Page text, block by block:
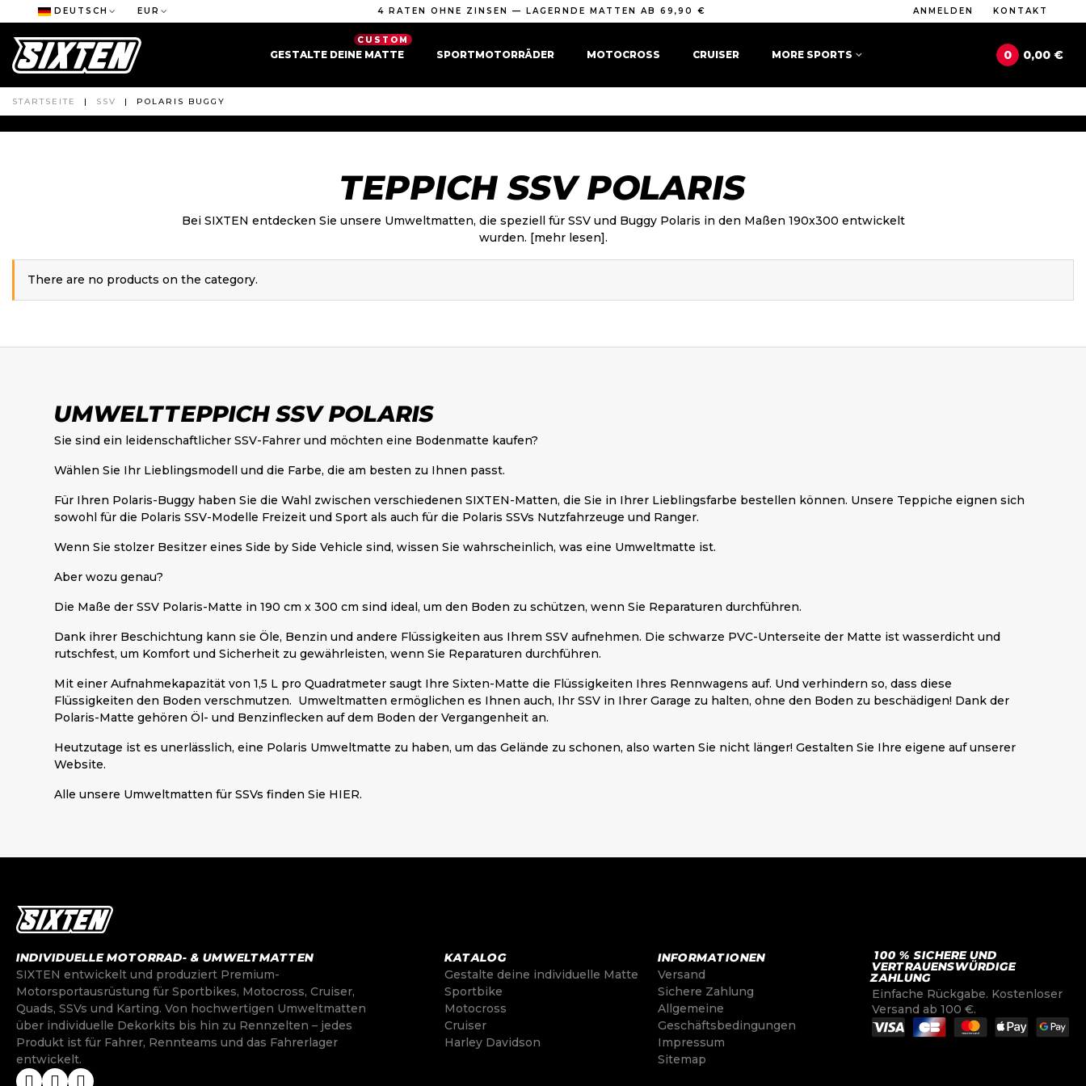
DEUTSCH EUR 4 RATEN OHNE ZINSEN — LAGERNDE MATTEN AB 69,90 € ANMELDEN KONTAKT
GESTALTE DEINE MATTE
CUSTOM
SPORTMOTORRÄDER MOTOCROSS CRUISER MORE SPORTS 0 0,00 €
STARTSEITE | SSV | POLARIS BUGGY
TEPPICH SSV POLARIS
Bei SIXTEN entdecken Sie unsere Umweltmatten, die speziell für SSV und Buggy Polaris in den Maßen 190x300 entwickelt
wurden. [mehr lesen].
There are no products on the category.
UMWELTTEPPICH SSV POLARIS
Sie sind ein leidenschaftlicher SSV-Fahrer und möchten eine Bodenmatte kaufen?
Wählen Sie Ihr Lieblingsmodell und die Farbe, die am besten zu Ihnen passt.
Für Ihren Polaris-Buggy haben Sie die Wahl zwischen verschiedenen SIXTEN-Matten, die Sie in Ihrer Lieblingsfarbe bestellen können. Unsere Teppiche eignen sich
sowohl für die Polaris SSV-Modelle Freizeit und Sport als auch für die Polaris SSVs Nutzfahrzeuge und Ranger.
Wenn Sie stolzer Besitzer eines Side by Side Vehicle sind, wissen Sie wahrscheinlich, was eine Umweltmatte ist.
Aber wozu genau?
Die Maße der SSV Polaris-Matte in 190 cm x 300 cm sind ideal, um den Boden zu schützen, wenn Sie Reparaturen durchführen.
Dank ihrer Beschichtung kann sie Öle, Benzin und andere Flüssigkeiten aus Ihrem SSV aufnehmen. Die schwarze PVC-Unterseite der Matte ist wasserdicht und
rutschfest, um Komfort und Sicherheit zu gewährleisten, wenn Sie Reparaturen durchführen.
Mit einer Aufnahmekapazität von 1,5 L pro Quadratmeter saugt Ihre Sixten-Matte die Flüssigkeiten Ihres Rennwagens auf. Und verhindern so, dass diese
Flüssigkeiten den Boden verschmutzen. Umweltmatten ermöglichen es Ihnen auch, Ihr SSV in Ihrer Garage zu halten, ohne den Boden zu beschädigen! Dank der
Polaris-Matte gehören Öl- und Benzinflecken auf dem Boden der Vergangenheit an.
Heutzutage ist es unerlässlich, eine Polaris Umweltmatte zu haben, um das Gelände zu schonen, also warten Sie nicht länger! Gestalten Sie Ihre eigene auf unserer
Website.
Alle unsere Umweltmatten für SSVs finden Sie HIER.
INDIVIDUELLE MOTORRAD- & UMWELTMATTEN
SIXTEN entwickelt und produziert Premium-
Motorsportausrüstung für Sportbikes, Motocross, Cruiser,
Quads, SSVs und Karting. Von hochwertigen Umweltmatten
über individuelle Dekorkits bis hin zu Rennzelten – jedes
Produkt ist für Fahrer, Rennteams und das Fahrerlager
entwickelt.
KATALOG
Gestalte deine individuelle Matte
Sportbike
Motocross
Cruiser
Harley Davidson
INFORMATIONEN
Versand
Sichere Zahlung
Allgemeine
Geschäftsbedingungen
Impressum
Sitemap
100 % SICHERE UND
VERTRAUENSWÜRDIGE
ZAHLUNG
Einfache Rückgabe. Kostenloser
Versand ab 100 €.